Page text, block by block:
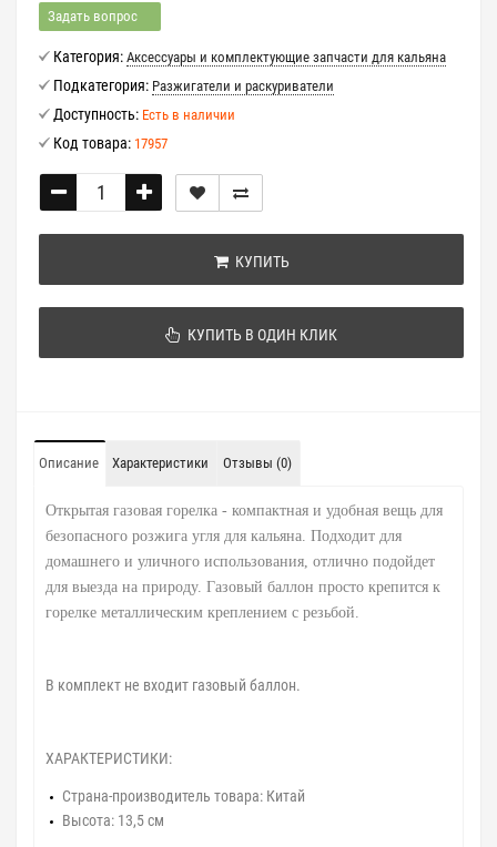
Задать вопрос
Категория: Аксессуары и комплектующие запчасти для кальяна
Подкатегория: Разжигатели и раскуриватели
Доступность: Есть в наличии
Код товара: 17957
КУПИТЬ
КУПИТЬ В ОДИН КЛИК
Описание Характеристики Отзывы (0)
Открытая газовая горелка - компактная и удобная вещь для
безопасного розжига угля для кальяна. Подходит для
домашнего и уличного использования, отлично подойдет
для выезда на природу. Газовый баллон просто крепится к
горелке металлическим креплением с резьбой.
В комплект не входит газовый баллон.
ХАРАКТЕРИСТИКИ:
Страна-производитель товара: Китай
Высота: 13,5 см